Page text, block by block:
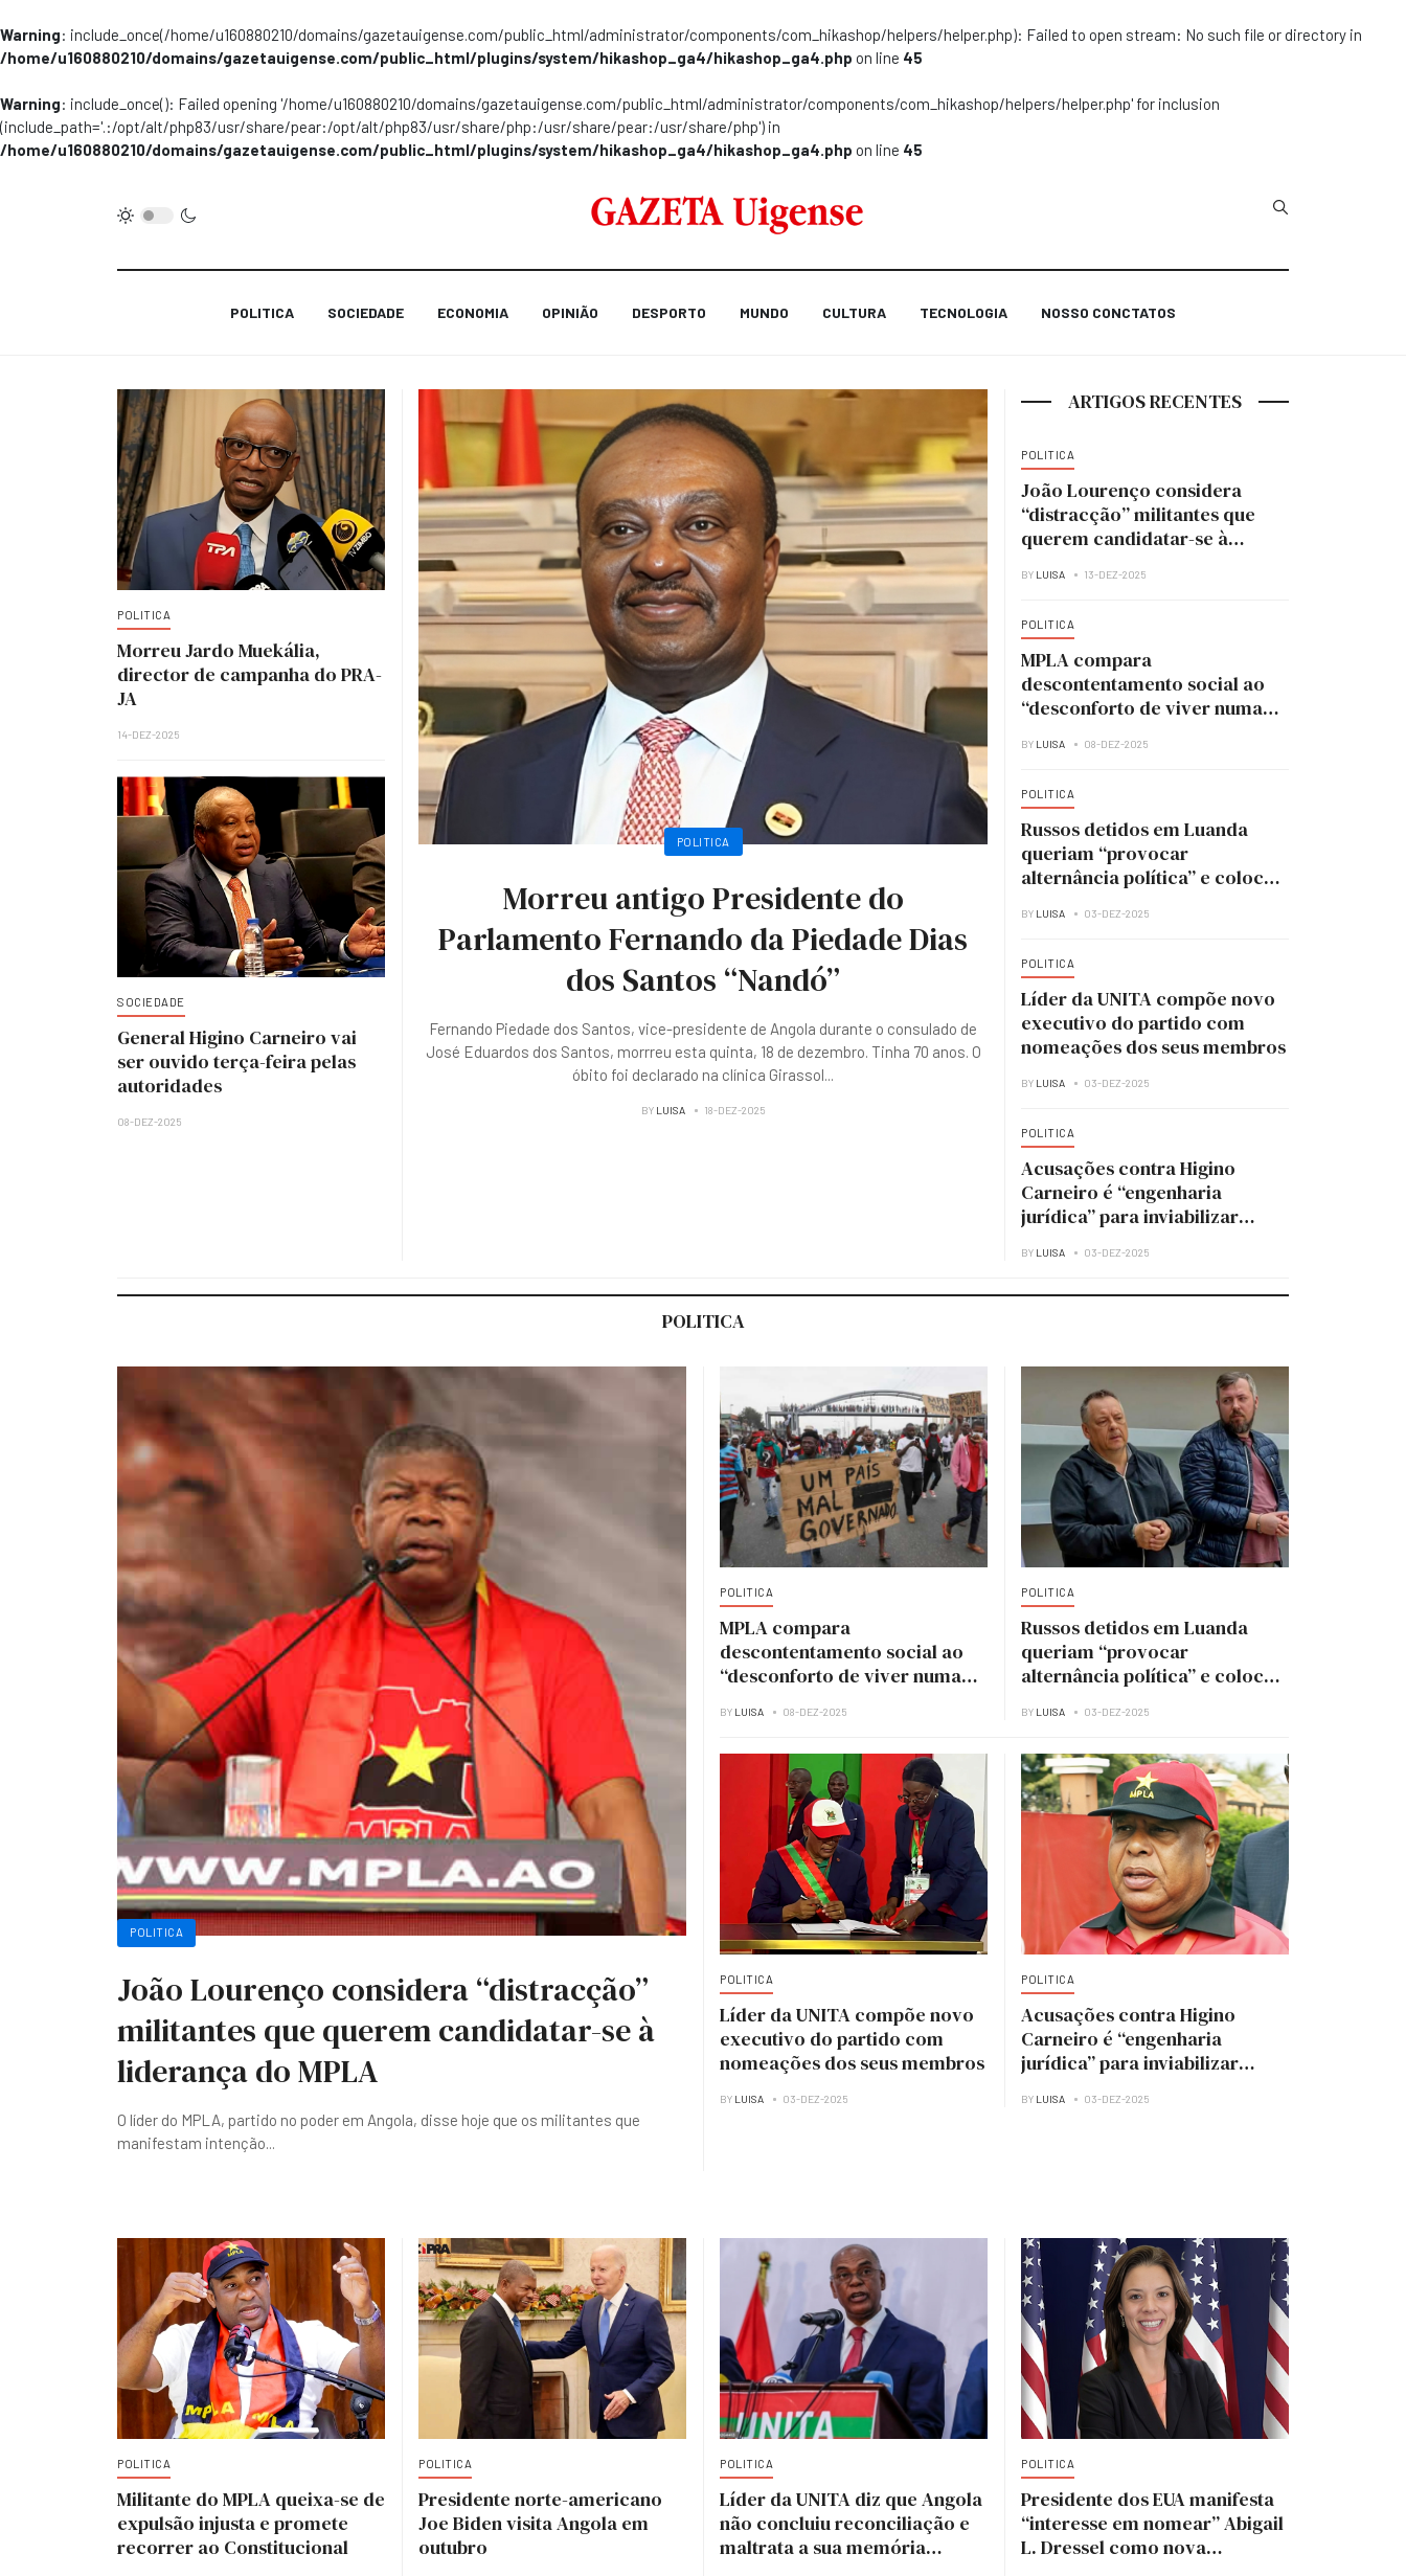
Warning: include_once(/home/u160880210/domains/gazetauigense.com/public_html/administrator/components/com_hikashop/helpers/helper.php): Failed to open stream: No such file or directory in
/home/u160880210/domains/gazetauigense.com/public_html/plugins/system/hikashop_ga4/hikashop_ga4.php on line 45
Warning: include_once(): Failed opening '/home/u160880210/domains/gazetauigense.com/public_html/administrator/components/com_hikashop/helpers/helper.php' for inclusion
(include_path='.:/opt/alt/php83/usr/share/pear:/opt/alt/php83/usr/share/php:/usr/share/pear:/usr/share/php') in
/home/u160880210/domains/gazetauigense.com/public_html/plugins/system/hikashop_ga4/hikashop_ga4.php on line 45
Type 2 or more
POLITICA SOCIEDADE ECONOMIA OPINIÃO DESPORTO MUNDO CULTURA TECNOLOGIA NOSSO CONCTATOS
POLITICA
Morreu Jardo Muekália,
director de campanha do PRA-
JA
14-DEZ-2025
SOCIEDADE
General Higino Carneiro vai
ser ouvido terça-feira pelas
autoridades
08-DEZ-2025
POLITICA
Morreu antigo Presidente do
Parlamento Fernando da Piedade Dias
dos Santos “Nandó”
Fernando Piedade dos Santos, vice-presidente de Angola durante o consulado de
José Eduardos dos Santos, morrreu esta quinta, 18 de dezembro. Tinha 70 anos. O
óbito foi declarado na clínica Girassol...
BY LUISA 18-DEZ-2025
ARTIGOS RECENTES
POLITICA
João Lourenço considera
“distracção” militantes que
querem candidatar-se à
BY LUISA 13-DEZ-2025
POLITICA
MPLA compara
descontentamento social ao
“desconforto de viver numa
BY LUISA 08-DEZ-2025
POLITICA
Russos detidos em Luanda
queriam “provocar
alternância política” e colocar
BY LUISA 03-DEZ-2025
POLITICA
Líder da UNITA compõe novo
executivo do partido com
nomeações dos seus membros
BY LUISA 03-DEZ-2025
POLITICA
Acusações contra Higino
Carneiro é “engenharia
jurídica” para inviabilizar
MPLA — analista
BY LUISA 03-DEZ-2025
POLITICA
POLITICA
João Lourenço considera “distracção”
militantes que querem candidatar-se à
liderança do MPLA
O líder do MPLA, partido no poder em Angola, disse hoje que os militantes que
manifestam intenção...
POLITICA
MPLA compara
descontentamento social ao
“desconforto de viver numa
BY LUISA 08-DEZ-2025
POLITICA
Russos detidos em Luanda
queriam “provocar
alternância política” e colocar
BY LUISA 03-DEZ-2025
POLITICA
Líder da UNITA compõe novo
executivo do partido com
nomeações dos seus membros
BY LUISA 03-DEZ-2025
POLITICA
Acusações contra Higino
Carneiro é “engenharia
jurídica” para inviabilizar
MPLA — analista
BY LUISA 03-DEZ-2025
POLITICA
Militante do MPLA queixa-se de
expulsão injusta e promete
recorrer ao Constitucional
POLITICA
Presidente norte-americano
Joe Biden visita Angola em
outubro
POLITICA
Líder da UNITA diz que Angola
não concluiu reconciliação e
maltrata a sua memória
POLITICA
Presidente dos EUA manifesta
“interesse em nomear” Abigail
L. Dressel como nova